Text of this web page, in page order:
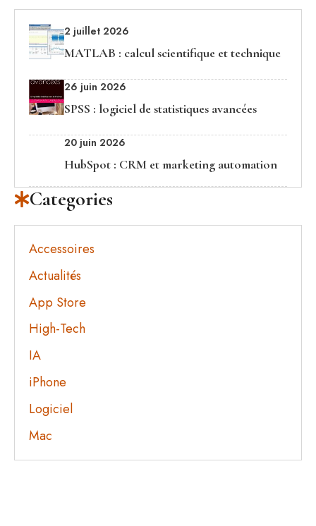
2 juillet 2026
MATLAB : calcul scientifique et technique
26 juin 2026
SPSS : logiciel de statistiques avancées
20 juin 2026
HubSpot : CRM et marketing automation
Categories
Accessoires
Actualités
App Store
High-Tech
IA
iPhone
Logiciel
Mac